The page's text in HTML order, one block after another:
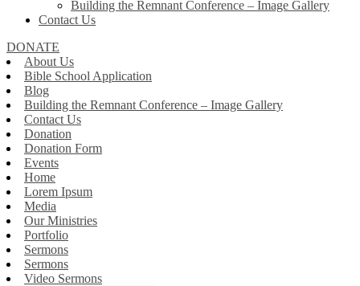
Building the Remnant Conference – Image Gallery
Contact Us
DONATE
About Us
Bible School Application
Blog
Building the Remnant Conference – Image Gallery
Contact Us
Donation
Donation Form
Events
Home
Lorem Ipsum
Media
Our Ministries
Portfolio
Sermons
Sermons
Video Sermons